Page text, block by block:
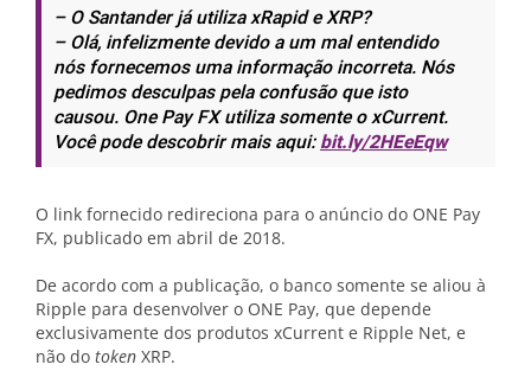
– O Santander já utiliza xRapid e XRP?
– Olá, infelizmente devido a um mal entendido
nós fornecemos uma informação incorreta. Nós
pedimos desculpas pela confusão que isto
causou. One Pay FX utiliza somente o xCurrent.
Você pode descobrir mais aqui:bit.ly/2HEeEqw
O link fornecido redireciona para o anúncio do ONE Pay
FX, publicado em abril de 2018.
De acordo com a publicação, o banco somente se aliou à
Ripple para desenvolver o ONE Pay, que depende
exclusivamente dos produtos xCurrent e Ripple Net, e
não do token XRP.